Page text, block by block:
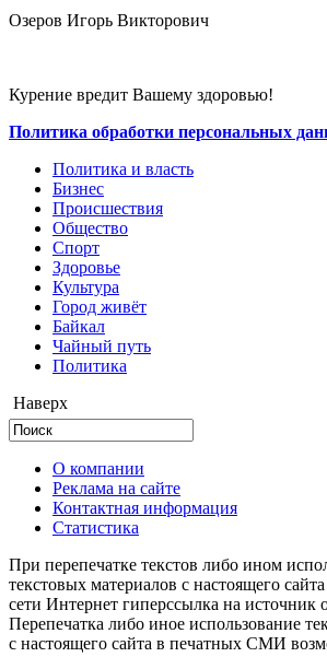
Озеров Игорь Викторович
Курение вредит Вашему здоровью!
Политика обработки персональных
Политика и власть
Бизнес
Происшествия
Общество
Cпорт
Здоровье
Культура
Город живёт
Байкал
Чайный путь
Политика
Наверх
О компании
Реклама на сайте
Контактная информация
Статистика
При перепечатке текстов либо ином
текстовых материалов с настоящего
сети Интернет гиперссылка на источник
Перепечатка либо иное использование
с настоящего сайта в печатных СМИ